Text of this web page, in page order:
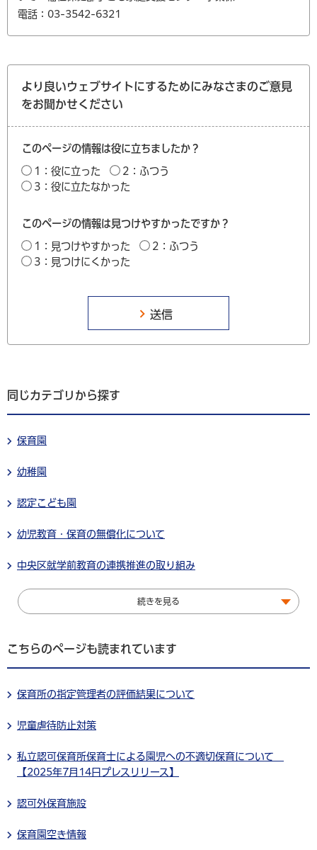
電話：03-3542-6321
より良いウェブサイトにするためにみなさまのご意見
をお聞かせください
このページの情報は役に立ちましたか？
1：役に立った
2：ふつう
3：役に立たなかった
このページの情報は見つけやすかったですか？
1：見つけやすかった
2：ふつう
3：見つけにくかった
同じカテゴリから探す
保育園
幼稚園
認定こども園
幼児教育・保育の無償化について
中央区就学前教育の連携推進の取り組み
続きを見る
こちらのページも読まれています
保育所の指定管理者の評価結果について
児童虐待防止対策
私立認可保育所保育士による園児への不適切保育について
【2025年7月14日プレスリリース】
認可外保育施設
保育園空き情報